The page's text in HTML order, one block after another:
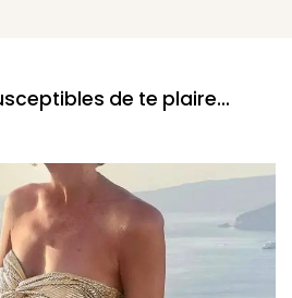
de te plaire...